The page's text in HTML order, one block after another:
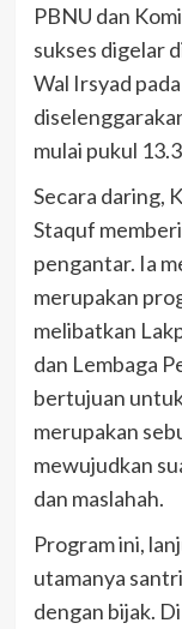
PBNU dan
sukses digelar
Wal Irsyad
mulai pukul
Secara daring,
Staquf
pengantar. Ia
merupakan
melibatkan
dan Lembaga
bertujuan
merupakan
mewujudkan
dan maslahah.
Program ini,
utamanya
dengan bijak.